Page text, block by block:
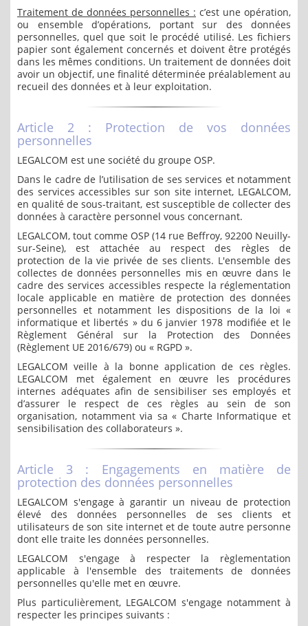
Traitement de données personnelles : c’est une opération,
ou ensemble d’opérations, portant sur des données
personnelles, quel que soit le procédé utilisé. Les fichiers
papier sont également concernés et doivent être protégés
dans les mêmes conditions. Un traitement de données doit
avoir un objectif, une finalité déterminée préalablement au
recueil des données et à leur exploitation.
Article 2 : Protection de vos données
personnelles
LEGALCOM est une société du groupe OSP.
Dans le cadre de l’utilisation de ses services et notamment
des services accessibles sur son site internet, LEGALCOM,
en qualité de sous-traitant, est susceptible de collecter des
données à caractère personnel vous concernant.
LEGALCOM, tout comme OSP (14 rue Beffroy, 92200 Neuilly-
sur-Seine), est attachée au respect des règles de
protection de la vie privée de ses clients. L'ensemble des
collectes de données personnelles mis en œuvre dans le
cadre des services accessibles respecte la réglementation
locale applicable en matière de protection des données
personnelles et notamment les dispositions de la loi «
informatique et libertés » du 6 janvier 1978 modifiée et le
Règlement Général sur la Protection des Données
(Règlement UE 2016/679) ou « RGPD ».
LEGALCOM veille à la bonne application de ces règles.
LEGALCOM met également en œuvre les procédures
internes adéquates afin de sensibiliser ses employés et
d’assurer le respect de ces règles au sein de son
organisation, notamment via sa « Charte Informatique et
sensibilisation des collaborateurs ».
Article 3 : Engagements en matière de
protection des données personnelles
LEGALCOM s'engage à garantir un niveau de protection
élevé des données personnelles de ses clients et
utilisateurs de son site internet et de toute autre personne
dont elle traite les données personnelles.
LEGALCOM s'engage à respecter la règlementation
applicable à l'ensemble des traitements de données
personnelles qu'elle met en œuvre.
Plus particulièrement, LEGALCOM s'engage notamment à
respecter les principes suivants :